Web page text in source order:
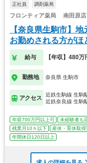
正社員 調剤薬局
フロンティア薬局 南田原
【奈良県生駒市】
お勤めされる方がほ
給与 【年収】480
勤務地 奈良県 生駒市
アクセス
近鉄生駒線 生駒
近鉄奈良線 生駒
年収700万円以上可 未経験者も
残業月10ｈ以下
産休・育休取得
年間休日120日以上